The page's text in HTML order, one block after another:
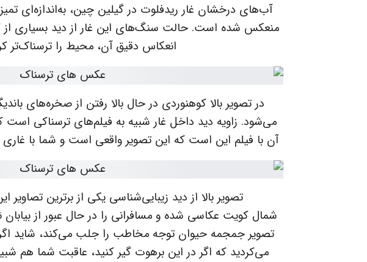
آب‌های درخشان غار ریدفلوت در گیلین چین، به‌اندازه‌ای
منعکس شده است. حالت سنگ‌های این غار از دید بسیاری از
انعکاس دقیق آن، محیط را ترسناک‌تر
در تصویر بالا کوهنوردی در حال بالا رفتن از صخره‌های
می‌شود. زاویه دید داخل غار شبیه به فیلم‌های ترسناکی است
آن با فیلم این است که این تصویر واقعی است و شما با
تصویر بالا از دید زیبایی‌شناسی یکی از برترین
شمال کویت عکاسی شده و مسافرانی را در حال عبور از
تصویر جمجمه حیوان توجه مخاطب را جلب می‌کند، شاید اگر
می‌کردید که اگر در این برهوت گیر کنید، عاقبت شما هم